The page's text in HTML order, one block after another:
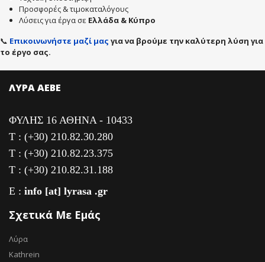
Προσφορές & τιμοκαταλόγους
Λύσεις για έργα σε Ελλάδα & Κύπρο
📞 Επικοινωνήστε μαζί μας για να βρούμε την καλύτερη λύση για
το έργο σας.
ΛΥΡΑ ΑΕΒΕ
ΦΥΛΗΣ 16 ΑΘΗΝΑ - 10433
T : (+30) 210.82.30.280
T : (+30) 210.82.23.375
T : (+30) 210.82.31.188
E : info [at] lyrasa .gr
Σχετικά Με Εμάς
Λύρα
Kathrein